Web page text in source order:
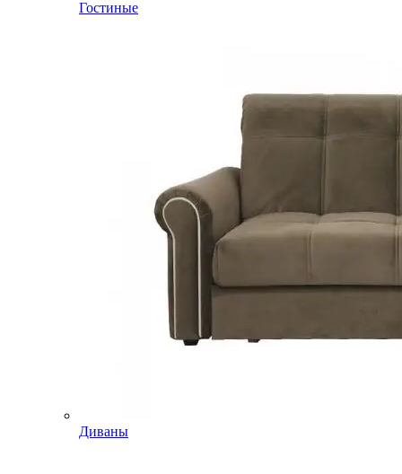
Гостиные
Диваны